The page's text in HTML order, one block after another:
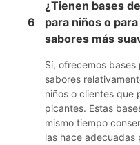
6
¿Tienen bases
para niños o
sabores más
Sí, ofrecemos
sabores
niños o clientes que
picantes. Estas
mismo tiempo
las hace adecuadas